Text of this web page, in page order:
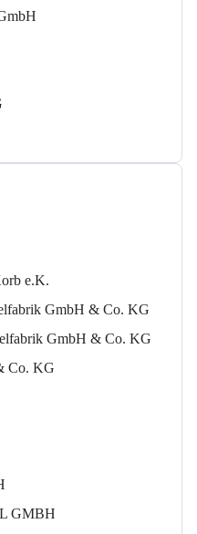
e.K.
GmbH & Co. KG
GmbH & Co. KG
Co. KG
GMBH